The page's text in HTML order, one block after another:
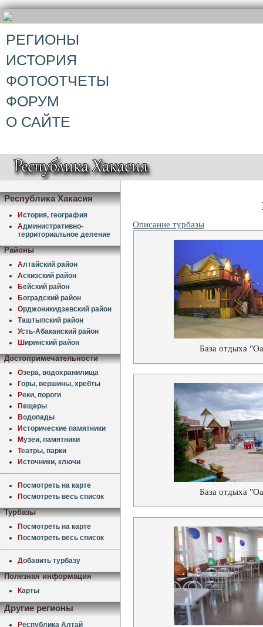
РЕГИОНЫ
ИСТОРИЯ
ФОТООТЧЕТЫ
ФОРУМ
О САЙТЕ
Республика Хакасия
История, география
Административно-
территориальное деление
Районы
Алтайский район
Аскизский район
Бейский район
Боградский район
Орджоникидзевский район
Таштыпский район
Усть-Абаканский район
Ширинский район
Достопримечательности
Озера, водохранилища
Горы, вершины, хребты
Реки, пороги
Пещеры
Водопады
Исторические памятники
Музеи, памятники
Театры, парки
Источники, ключи
Посмотреть на карте
Посмотреть весь список
Турбазы
Посмотреть на карте
Посмотреть весь список
Добавить турбазу
Полезная информация
Карты
Другие регионы
Республика Алтай
Описание турбазы
База отдыха
База отдыха